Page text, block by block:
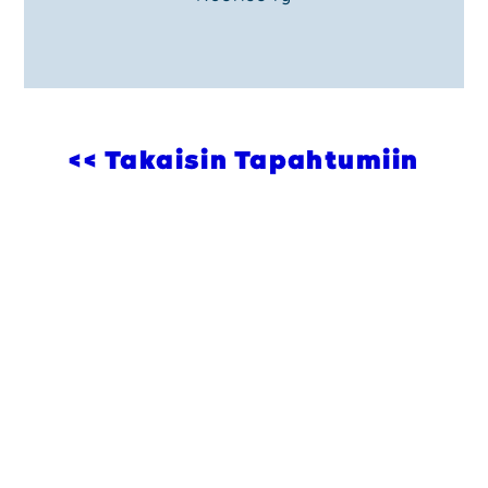
<< Takaisin Tapahtumiin